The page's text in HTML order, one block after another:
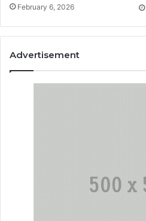
February 6, 2026
Advertisement